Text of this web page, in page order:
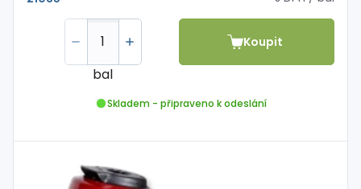
bal
Koupit
Skladem - připraveno k odeslání